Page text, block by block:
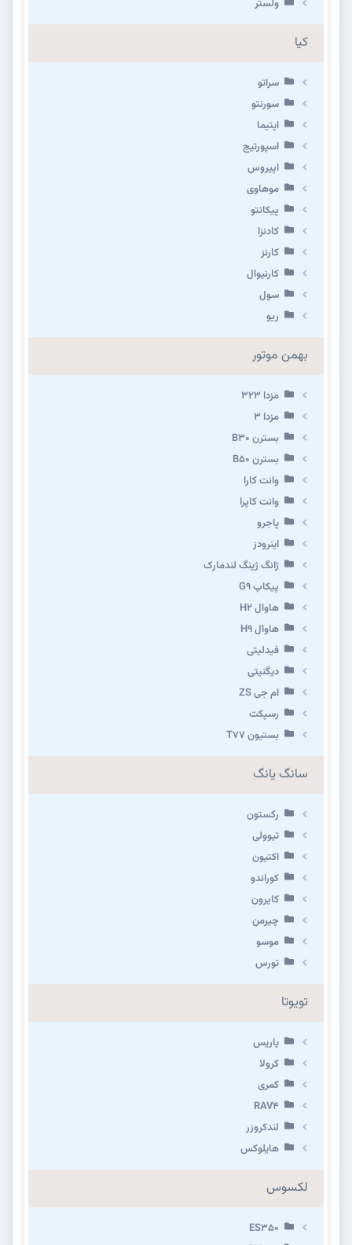
ولستر
کیا
سراتو
سورنتو
اپتیما
اسپورتیج
اپیروس
موهاوی
پیکانتو
کادنزا
کارنز
کارنیوال
سول
ریو
بهمن موتور
مزدا ۳۲۳
مزدا ۳
بسترن B۳۰
بسترن B۵۰
وانت کارا
وانت کاپرا
پاجرو
اینرودز
ژانگ ژینگ لندمارک
پیکاپ G۹
هاوال H۲
هاوال H۹
فیدلیتی
دیگنیتی
ام جی ZS
رسپکت
بستیون T۷۷
سانگ یانگ
رکستون
تیوولی
اکتیون
کوراندو
کایرون
چیرمن
موسو
تورس
تویوتا
یاریس
کرولا
کمری
RAV4
لندکروزر
هایلوکس
لکسوس
ES350